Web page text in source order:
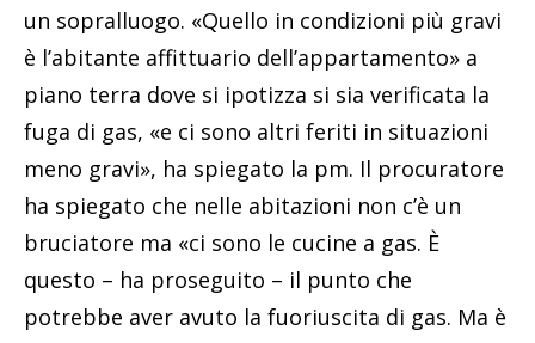
un sopralluogo. «Quello in condizioni più gravi
è l’abitante affittuario dell’appartamento» a
piano terra dove si ipotizza si sia verificata la
fuga di gas, «e ci sono altri feriti in situazioni
meno gravi», ha spiegato la pm. Il procuratore
ha spiegato che nelle abitazioni non c’è un
bruciatore ma «ci sono le cucine a gas. È
questo – ha proseguito – il punto che
potrebbe aver avuto la fuoriuscita di gas. Ma è